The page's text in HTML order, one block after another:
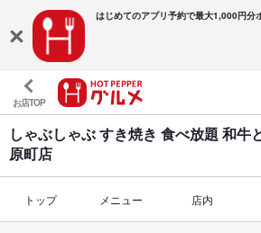
はじめてのアプリ予約で最大1,000円分
お店TOP
しゃぶしゃぶ すき焼き 食べ放題 和牛
原町店
トップ メニュー 店内